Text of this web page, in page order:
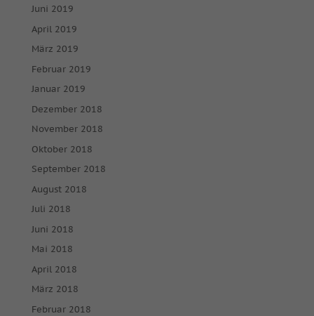
Juni 2019
April 2019
März 2019
Februar 2019
Januar 2019
Dezember 2018
November 2018
Oktober 2018
September 2018
August 2018
Juli 2018
Juni 2018
Mai 2018
April 2018
März 2018
Februar 2018